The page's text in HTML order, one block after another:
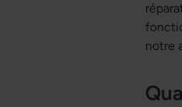
notre